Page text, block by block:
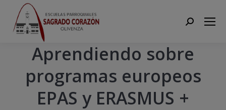
Search:
Aprendiendo sobre
programas europeos
EPAS y ERASMUS +